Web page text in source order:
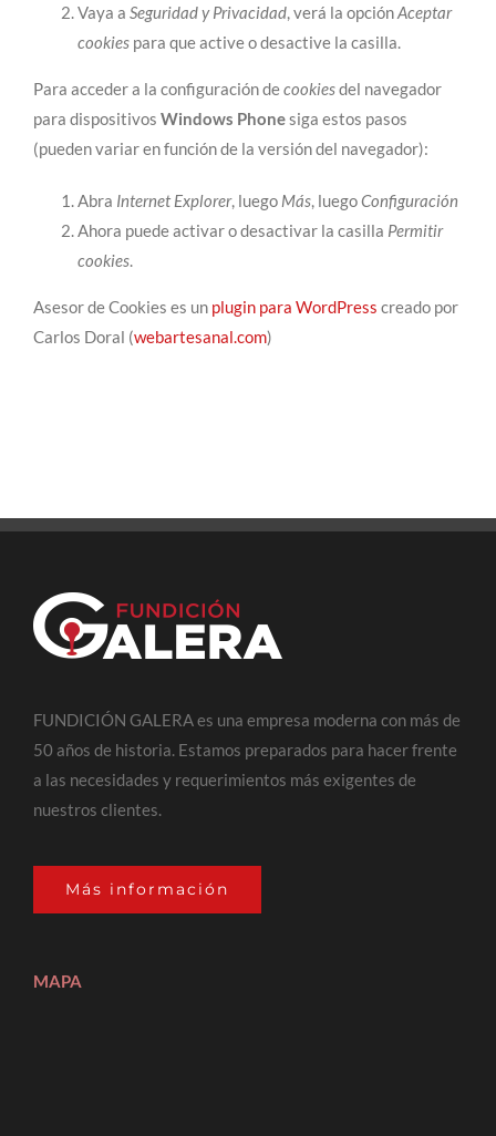
Vaya a Seguridad y Privacidad, verá la opciónAceptar
cookies para que active o desactive la casilla.
Para acceder a la configuración decookiesdel navegador
para dispositivos Windows Phonesiga estos pasos
(pueden variar en función de la versión del navegador):
Abra Internet Explorer, luego Más, luegoConfiguración
Ahora puede activar o desactivar la casilla Permitir
cookies.
Asesor de Cookies es un plugin para WordPress creado por
Carlos Doral (webartesanal.com)
FUNDICIÓN GALERA es una empresa moderna con más de
50 años de historia. Estamos preparados para hacer frente
a las necesidades y requerimientos más exigentes de
nuestros clientes.
Más información
MAPA